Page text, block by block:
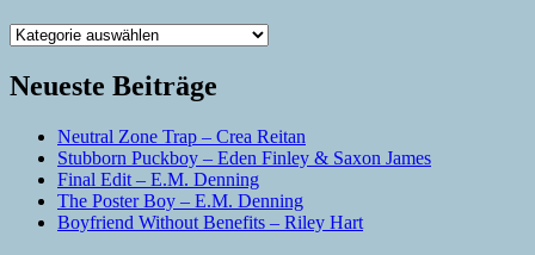
Kategorien
Neueste Beiträge
Neutral Zone Trap – Crea Reitan
Stubborn Puckboy – Eden Finley & Saxon James
Final Edit – E.M. Denning
The Poster Boy – E.M. Denning
Boyfriend Without Benefits – Riley Hart